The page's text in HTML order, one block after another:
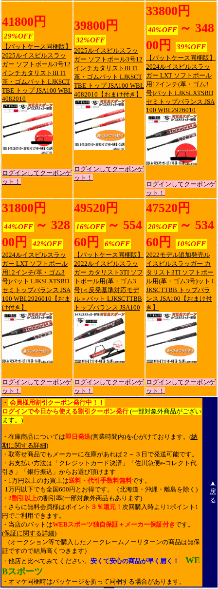
41800円
29%OFF
【バットケース同梱版】
2025ルイスビルスラッ
ガー ソフトボール3号12
インチカタリストIII TI
革・ゴムバット LJKSCT
TBE トップ JSA100 WBL
4082010
ログインしてクーポンゲ
ット！
39800円
32%OFF
2025ルイスビルスラッ
ガー ソフトボール3号12
インチカタリストIII TI
革・ゴムバット LJKSCT
TBE トップ JSA100 WBL
4082010【おまけ付き】
ログインしてクーポンゲ
ット！
33800円
40%OFF ～ 348
00円
39%OFF
【バットケース同梱版】
2024ルイスビルスラッ
ガー LXT ソフトボール
用12インチ(革・ゴム3
号)バット LJKSLXTSBD
セミトップバランス JSA
100 WBL2926010
ログインしてクーポンゲ
ット！
31800円
44%OFF ～ 328
00円
42%OFF
2024ルイスビルスラッ
ガー LXT ソフトボール
用12インチ(革・ゴム3
号)バット LJKSLXTSBD
セミトップバランス JSA
100 WBL2926010【おま
け付き】
ログインしてクーポンゲ
ット！
49520円
16%OFF ～ 554
60円
6%OFF
【バットケース同梱版】
2022ルイスビルスラッ
ガー カタリスト3TI ソフ
トボール用(革・ゴム3
号)＜反発基準対応モデ
ル＞バット LJKSCTTBB
トップバランス JSA100
ログインしてクーポンゲ
ット！
47520円
20%OFF ～ 534
60円
10%OFF
2022モデル追加発売ル
イスビルスラッガー カ
タリスト3TI ソフトボー
ル用(革・ゴム3号)ット L
JKSCTTBB トップバラ
ンス JSA100【おまけ付
き】
ログインしてクーポンゲ
ット！
・ 会員様用割引クーポン発行中！！
ログインで今日から使える割引クーポン発行(一部対象外商品がござい
ます。)
・在庫商品については即日発送(営業時間内)を心がけております。(納
期に関する詳細)
・取寄せ商品でもメーカーに在庫があれば２～３日で発送可能です。
・お支払い方法は「クレジットカード決済」「佐川急便e-コレクト代
引き」「銀行振込」からお選び頂けます
・1万円以上のお買上は送料・代引手数料無料です。
1万円以下でも全国600円とお得です。（北海道・沖縄・離島を除く)
・ 2割引以上の割引率(一部対象外商品もあります)
・さらに無料会員様はポイント ３％還元！ 次回購入時より1ポイント1
円でご利用できます。
・当店のバットはWEBスポーツ独自保証＋メーカー保証付きです。
(保証に関する詳細)
(オークション等で購入したノークレームノーリターンの商品は無保
証ですので結局高くつきます）
・他店と比べてみてください。 安くて安心の商品が早く届く！
WE
Bスポーツ
・オマケ同梱時はパッケージを折って同梱する場合があります。
▲
戻
る